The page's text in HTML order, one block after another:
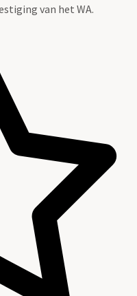
van het WA.